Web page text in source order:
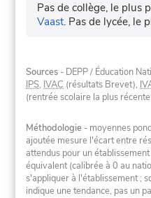
Pas de collège, le plus
Vaast. Pas de lycée, le
Sources - DEPP / Éducation
IPS, IVAC (résultats Brevet),
(rentrée scolaire la plus
Méthodologie - moyennes
ajoutée mesure l'écart entre
attendus pour un
équivalent (calibrée à 0 au
s'appliquer à l'établissement ;
indique une tendance, pas un